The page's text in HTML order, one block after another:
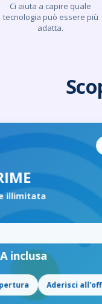
Ci aiuta a capire quale
tecnologia può essere più
adatta.
Aderisci all'offerta